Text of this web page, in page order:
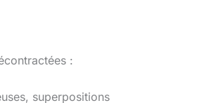
:
superpositions